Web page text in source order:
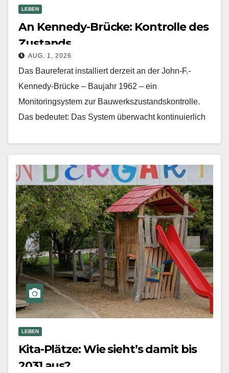
LEBEN
An Kennedy-Brücke: Kontrolle des
Zustands
AUG. 1, 2026
Das Baureferat installiert derzeit an der John-F.-
Kennedy-Brücke – Baujahr 1962 – ein
Monitoringsystem zur Bauwerkszustandskontrolle.
Das bedeutet: Das System überwacht kontinuierlich
Mehr erfahren
LEBEN
Kita-Plätze: Wie sieht’s damit bis
2031 aus?